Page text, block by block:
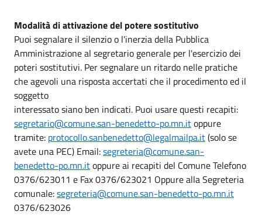
Modalità di attivazione del potere sostitutivo
Puoi segnalare il silenzio o l'inerzia della Pubblica
Amministrazione al segretario generale per l'esercizio dei
poteri sostitutivi. Per segnalare un ritardo nelle pratiche
che agevoli una risposta accertati che il procedimento ed il
soggetto
interessato siano ben indicati. Puoi usare questi recapiti:
segretario@comune.san-benedetto-po.mn.itoppure
tramite: protocollo.sanbenedetto@legalmailpa.it(solo se
avete una PEC) Email:segreteria@comune.san-
benedetto-po.mn.itoppure ai recapiti del Comune Telefono
0376/623011 e Fax 0376/623021 Oppure alla Segreteria
comunale:segreteria@comune.san-benedetto-po.mn.it
0376/623026